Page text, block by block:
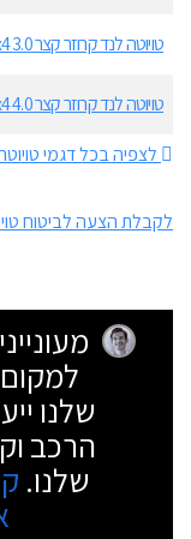
טויוטה לנד קרוזר קצר 3.0 D-4D 166hp 4x4 פרימיום אוטומט
טויוטה לנד קרוזר קצר 4.0 4x4 פרימיום אוטומט (משופר)
לצפיה בכל דגמי
לקבלת הצעה לביטוח
שלנו
הרכב
שלנו.